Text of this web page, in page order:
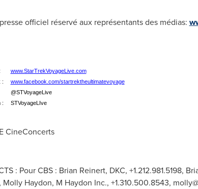
officiel réservé aux représentants des médias:
www.StarTrekVoyageLive.com
:
www.facebook.com/startrektheultimatevoyage
@STVoyageLive
:
STVoyageLIve
CineConcerts
: Pour CBS : Brian Reinert, DKC, +1.212.981.5198,
Molly Haydon, M Haydon Inc., +1.310.500.8543,